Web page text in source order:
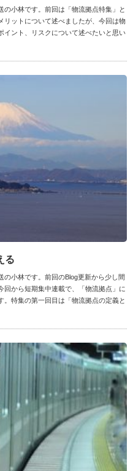
の小林です。前回は「物流拠点特集」と
リットについて述べましたが、今回は物
イント、リスクについて述べたいと思い
る
の小林です。前回のBlog更新から少し間
回から短期集中連載で、「物流拠点」に
。特集の第一回目は「物流拠点の定義と